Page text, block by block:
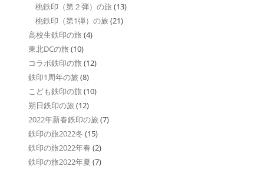
桃鉄印（第２弾）の旅 (13)
桃鉄印（第1弾）の旅 (21)
高校生鉄印の旅 (4)
東北DCの旅 (10)
コラボ鉄印の旅 (12)
鉄印1周年の旅 (8)
こども鉄印の旅 (10)
朔日鉄印の旅 (12)
2022年新春鉄印の旅 (7)
鉄印の旅2022冬 (15)
鉄印の旅2022年春 (2)
鉄印の旅2022年夏 (7)